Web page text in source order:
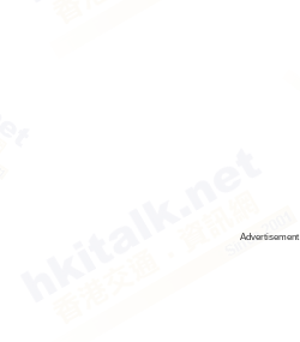
Advertisement